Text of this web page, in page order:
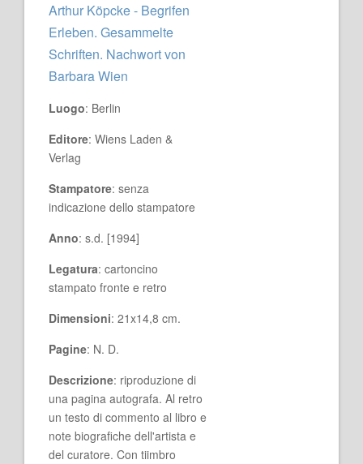
Arthur Köpcke - Begrifen
Erleben. Gesammelte
Schriften. Nachwort von
Barbara Wien
Luogo: Berlin
Editore: Wiens Laden &
Verlag
Stampatore: senza
indicazione dello stampatore
Anno: s.d. [1994]
Legatura: cartoncino
stampato fronte e retro
Dimensioni: 21x14,8 cm.
Pagine: N. D.
Descrizione: riproduzione di
una pagina autografa. Al retro
un testo di commento al libro e
note biografiche dell'artista e
del curatore. Con tiimbro